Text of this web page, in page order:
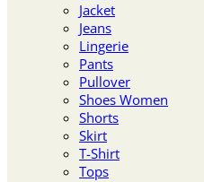
Jacket
Jeans
Lingerie
Pants
Pullover
Shoes Women
Shorts
Skirt
T-Shirt
Tops